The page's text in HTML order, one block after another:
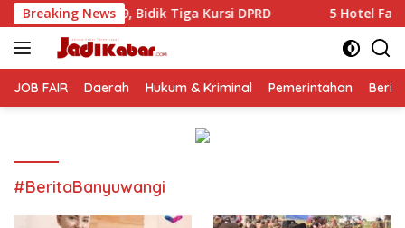
Langsung
ke
konten
Breaking News
Bidik Tiga Kursi DPRD 5 Hotel Favorit di Kota Batu
JOB FAIR Daerah Hukum & Kriminal Pemerintahan
#BeritaBanyuwangi